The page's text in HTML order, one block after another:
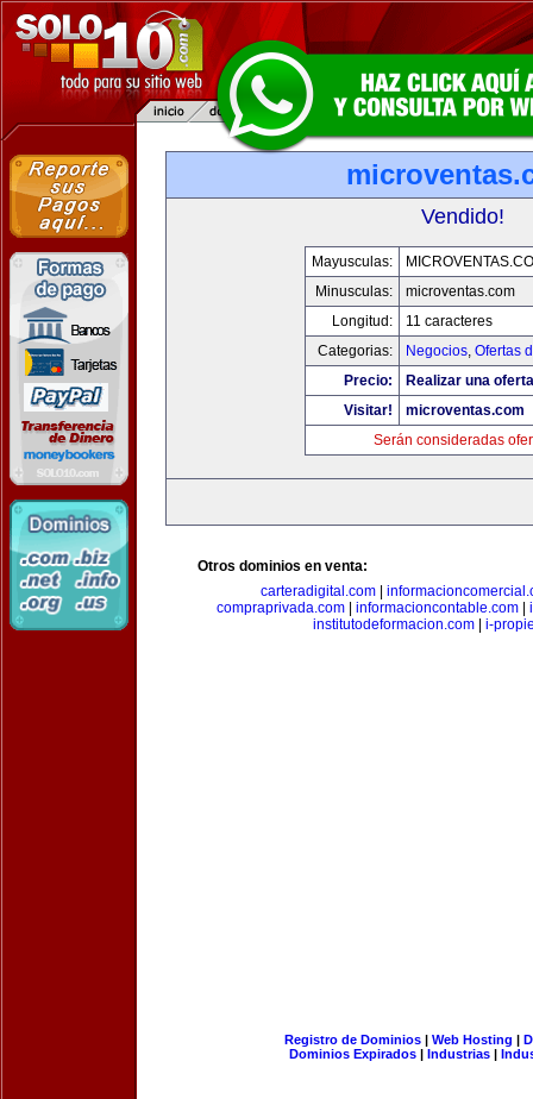
Vendido!
Mayusculas:
Minusculas:
microventas.com
Longitud:
11 caracteres
Categorias:
Negocios, Ofertas
Precio:
Realizar una
Visitar!
microventas.com
Serán consideradas
Otros dominios en venta:
carteradigital.com
compraprivada.com
informacioncontable.com
institutodeformacion.com| i-
Registro de Dominios| Web Hosting |
Dominios Expirados | Industrias |